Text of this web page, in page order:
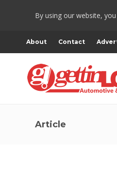
By using our website,
About Contact
Article